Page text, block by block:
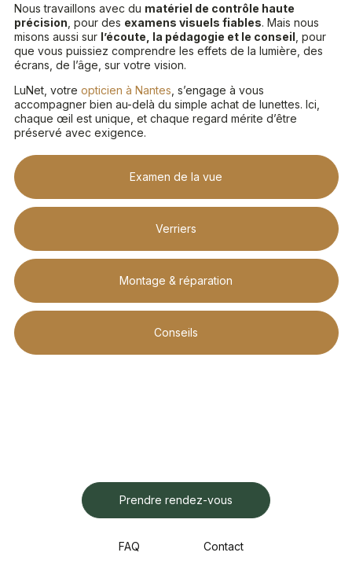
Nous travaillons avec du matériel de contrôle haute
précision , pour des examens visuels fiables. Mais nous
misons aussi sur l’écoute, la pédagogie et le conseil , pour
que vous puissiez comprendre les effets de la lumière, des
écrans, de l’âge, sur votre vision.
LuNet, votre opticien à Nantes , s’engage à vous
accompagner bien au-delà du simple achat de lunettes. Ici,
chaque œil est unique, et chaque regard mérite d’être
préservé avec exigence.
Examen de la vue
Verriers
Montage & réparation
Conseils
Prendre rendez-vous
FAQ Contact